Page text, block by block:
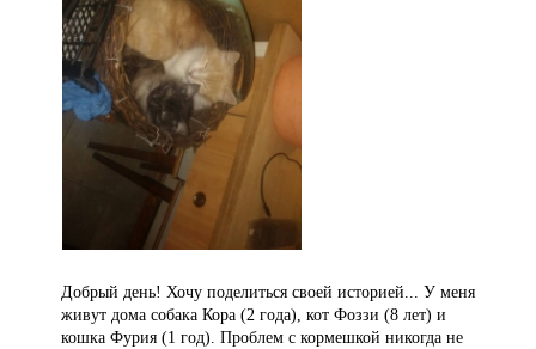
Добрый день! Хочу поделиться своей историей... У меня
живут дома собака Кора (2 года), кот Фоззи (8 лет) и
кошка Фурия (1 год). Проблем с кормешкой никогда не